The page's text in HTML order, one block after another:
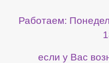
Работаем:
если у Вас